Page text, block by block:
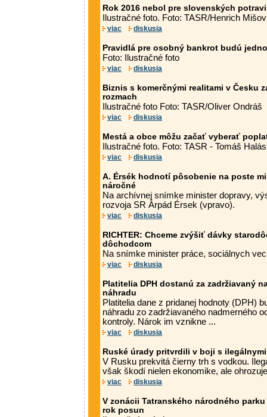
Rok 2016 nebol pre slovenských
Ilustračné foto. Foto: TASR/Henrich
viac diskusia
Pravidlá pre osobný bankrot budú
Foto: Ilustračné foto
viac diskusia
Biznis s komerčnými realitami v Česku
rozmach
Ilustračné foto Foto: TASR/Oliver Ondráš
viac diskusia
Mestá a obce môžu začať vyberať
Ilustračné foto. Foto: TASR - Tomáš
viac diskusia
A. Érsék hodnotí pôsobenie na poste
náročné
Na archívnej snímke minister dopravy,
rozvoja SR Árpád Érsek (vpravo).
viac diskusia
RICHTER: Chceme zvýšiť dávky
dôchodcom
Na snímke minister práce, sociálnych
viac diskusia
Platitelia DPH dostanú za zadržiavaný
náhradu
Platitelia dane z pridanej hodnoty (DPH)
náhradu zo zadržiavaného nadmerného
kontroly. Nárok im vznikne ...
viac diskusia
Ruské úrady pritvrdili v boji s
V Rusku prekvitá čierny trh s vodkou.
však škodí nielen ekonomike, ale
viac diskusia
V zonácii Tatranského národného
rok posun